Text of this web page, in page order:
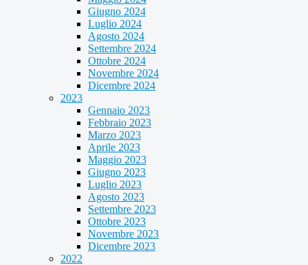
Giugno 2024
Luglio 2024
Agosto 2024
Settembre 2024
Ottobre 2024
Novembre 2024
Dicembre 2024
2023
Gennaio 2023
Febbraio 2023
Marzo 2023
Aprile 2023
Maggio 2023
Giugno 2023
Luglio 2023
Agosto 2023
Settembre 2023
Ottobre 2023
Novembre 2023
Dicembre 2023
2022